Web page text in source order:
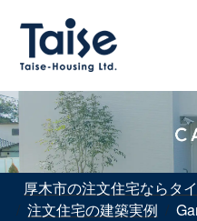
厚木市の注文住宅ならタ
注文住宅の建築実例